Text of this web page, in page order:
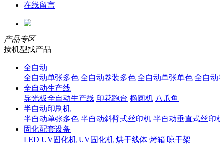
在线留言
产品专区
按机型找产品
全自动
全自动单张多色 全自动卷装多色 全自动单张单色 全自动
全自动生产线
导光板全自动生产线 印花跑台 椭圆机 八爪鱼
半自动印刷机
半自动单张多色 半自动斜臂式丝印机 半自动垂直式丝印
固化配套设备
LED UV固化机 UV固化机 烘干线体 烤箱 晾干架